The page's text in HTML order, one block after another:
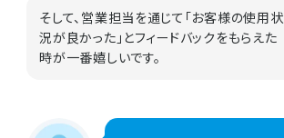
そして、営業担当を通じて「お客様の使用状
況が良かった」とフィードバックをもらえた
時が一番嬉しいです。